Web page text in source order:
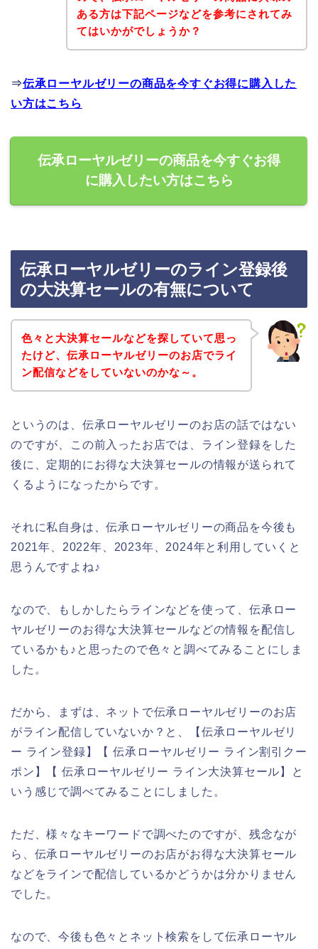
ある方は下記ページなどを参考にされてみ
てはいかがでしょうか？
⇒伝承ローヤルゼリーの商品を今すぐお得に購入した
い方はこちら
伝承ローヤルゼリーの商品を今すぐお得
に購入したい方はこちら
伝承ローヤルゼリーのライン登録後
の大決算セールの有無について
色々と大決算セールなどを探していて思っ
たけど、伝承ローヤルゼリーのお店でライ
ン配信などをしていないのかな～。
というのは、伝承ローヤルゼリーのお店の話ではない
のですが、この前入ったお店では、ライン登録をした
後に、定期的にお得な大決算セールの情報が送られて
くるようになったからです。
それに私自身は、伝承ローヤルゼリーの商品を今後も
2021年、2022年、2023年、2024年と利用していくと
思うんですよね♪
なので、もしかしたらラインなどを使って、伝承ロー
ヤルゼリーのお得な大決算セールなどの情報を配信し
ているかも♪と思ったので色々と調べてみることにしま
した。
だから、まずは、ネットで伝承ローヤルゼリーのお店
がライン配信していないか？と、【伝承ローヤルゼリ
ー ライン登録】【 伝承ローヤルゼリー ライン割引クー
ポン】【 伝承ローヤルゼリー ライン大決算セール】と
いう感じで調べてみることにしました。
ただ、様々なキーワードで調べたのですが、残念なが
ら、伝承ローヤルゼリーのお店がお得な大決算セール
などをラインで配信しているかどうかは分かりません
でした。
なので、今後も色々とネット検索をして伝承ローヤル